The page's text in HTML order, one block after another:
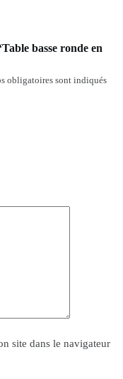
basse ronde en
obligatoires sont indiqués
site dans le navigateur